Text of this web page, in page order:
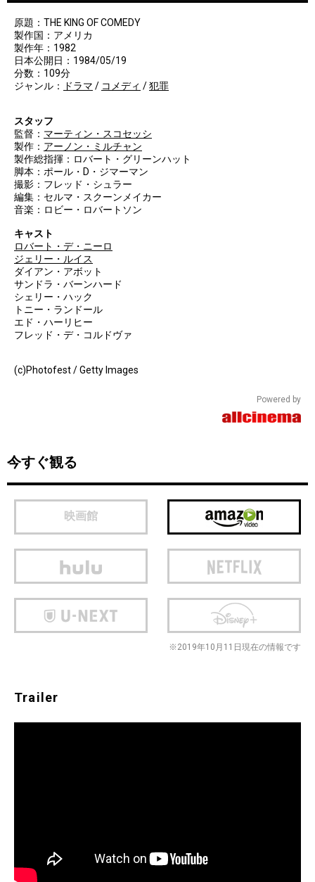
原題：THE KING OF COMEDY
製作国：アメリカ
製作年：1982
日本公開日：1984/05/19
分数：109分
ジャンル：
ドラマ / コメディ /犯罪
スタッフ
監督： マーティン・スコセッシ
製作： アーノン・ミルチャン
製作総指揮：ロバート・グリーンハット
脚本：ポール・D・ジマーマン
撮影：フレッド・シュラー
編集：セルマ・スクーンメイカー
音楽：ロビー・ロバートソン
キャスト
ロバート・デ・ニーロ
ジェリー・ルイス
ダイアン・アボット
サンドラ・バーンハード
シェリー・ハック
トニー・ランドール
エド・ハーリヒー
フレッド・デ・コルドヴァ
(c)Photofest / Getty Images
Powered by
今すぐ観る
映画館
※2019年10月11日現在の情報です
Trailer